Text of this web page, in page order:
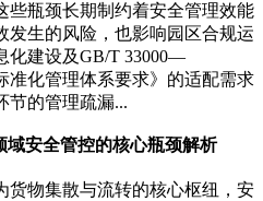
些瓶颈长期制约着安全管理效能
发生的风险，也影响园区合规运
化建设及GB/T 33000—
准化管理体系要求》的适配需求
节的管理疏漏...
域安全管控的核心瓶颈解析
货物集散与流转的核心枢纽，安